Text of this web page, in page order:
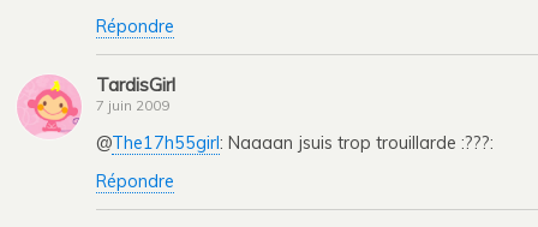
Répondre
TardisGirl
7 juin 2009
@The17h55girl: Naaaan jsuis trop trouillarde :???:
Répondre